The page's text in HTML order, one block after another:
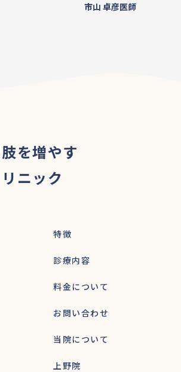
市山 卓彦医師
を増やす
ニック
特徴
診療内容
料金について
お問い合わせ
当院について
上野院